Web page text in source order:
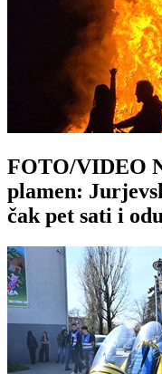
FOTO/VIDEO
plamen:
čak pet sati i